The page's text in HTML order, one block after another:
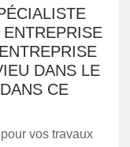
DANS LE
CE
vos travaux